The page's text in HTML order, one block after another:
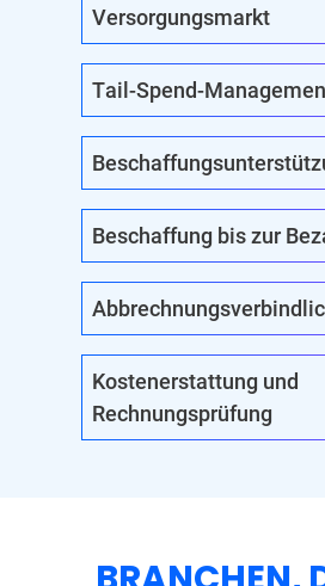
Versorgungsmarkt
Tail-Spend-
Beschaffung bis zur
Kostenerstattung und
Rechnungsprüfung